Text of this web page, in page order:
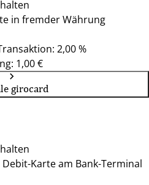
in fremder Währung
2,00 %
1,00 €
girocard
Karte am Bank-Terminal